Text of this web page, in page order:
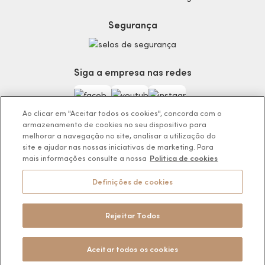
Trocas e Devoluções
Teste da Fragrância Perfeita
Encontre o Presente Ideal!
Beauty Week
Guia da Beleza Eudora
Segurança
Siga a empresa nas redes
Os preços da loja online podem variar em relação as lojas físicas e
venda direta.
CEP 11900-000 | CNPJ/MF 11.137.051/0406-41
Ao clicar em "Aceitar todos os cookies", concorda com o
armazenamento de cookies no seu dispositivo para
melhorar a navegação no site, analisar a utilização do
site e ajudar nas nossas iniciativas de marketing. Para
mais informações consulte a nossa Politica de cookies
Definições de cookies
Rejeitar Todos
Aceitar todos os cookies